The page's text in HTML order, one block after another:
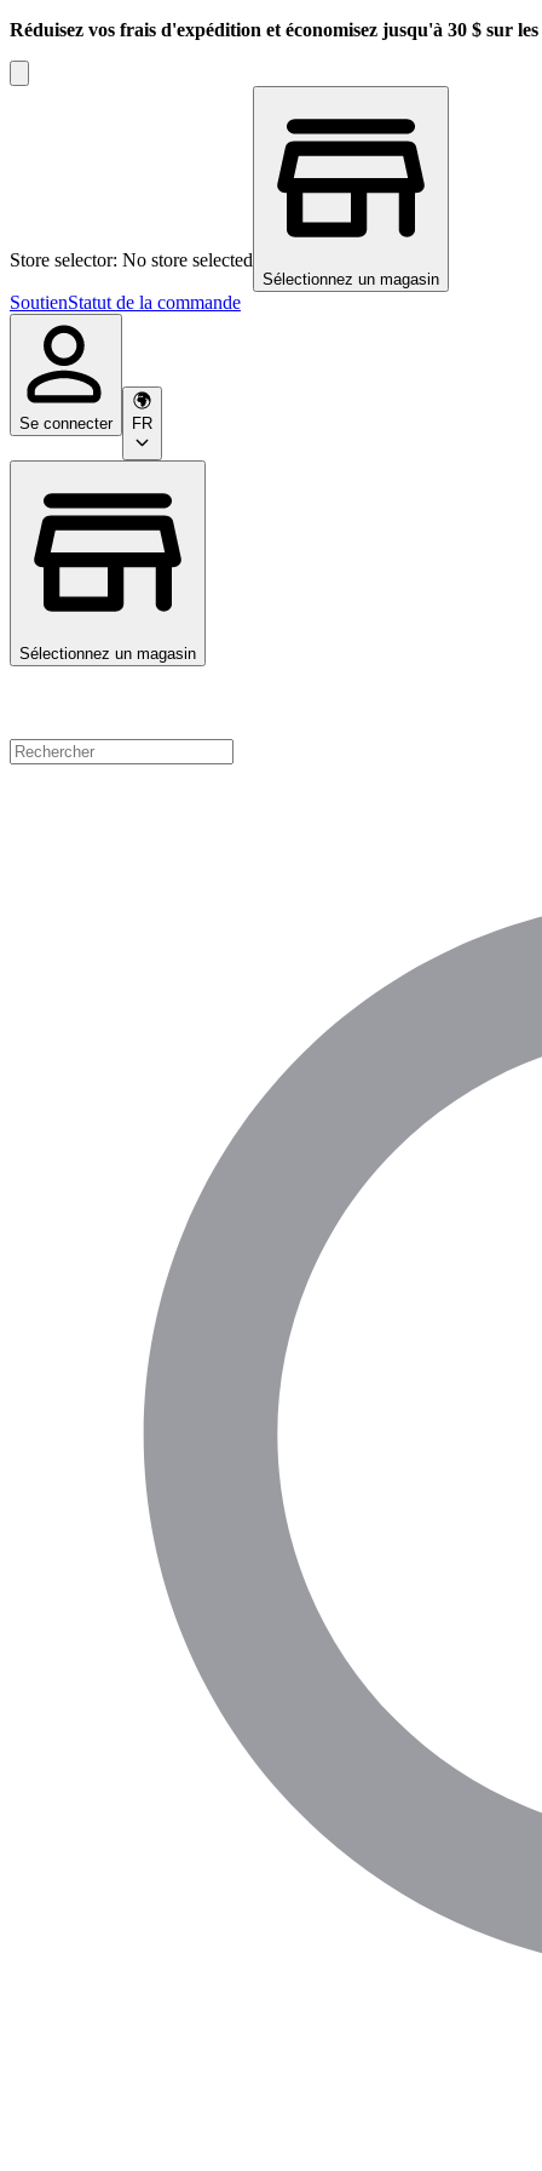
Réduisez vos frais d'expédition et économisez jusqu'à 30 $ sur
Store selector: No store selected
Sélectionnez un magasin
SoutienStatut de la commande
Se connecter FR
Sélectionnez un magasin